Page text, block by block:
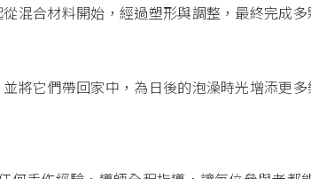
混合材料開始，經過塑形與調整，最終完成
將它們帶回家中，為日後的泡澡時光增添更多